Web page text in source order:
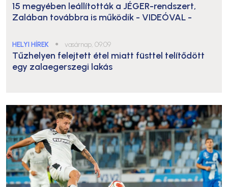
15 megyében leállították a JÉGER-rendszert,
Zalában továbbra is működik - VIDEÓVAL -
HELYI HÍREK ● vasárnap, 09:09
Tűzhelyen felejtett étel miatt füsttel telítődött
egy zalaegerszegi lakás